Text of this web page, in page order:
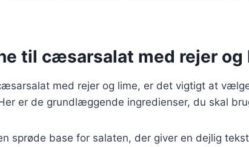
til cæsarsalat med rejer og
med rejer og lime, er det vigtigt at
er de grundlæggende ingredienser, du skal
sprøde base for salaten, der giver en dejlig